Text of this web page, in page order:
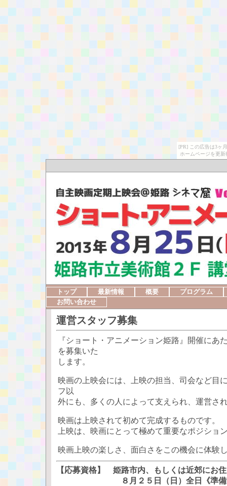
[PR] この広告は3ヶ
ホームページを更
トップ 最新情報 概要
プログラム
お問い合わせ
運営スタッフ募集
『ショート・アニメーション姫路』開催にあ
を募集いた
します。
映画の上映会には、上映の担当、司会など目
フ以
外にも、多くの人によって支えられ、運営さ
映画は上映されて初めて完成するものです。
上映は、映画にとって極めて重要なポジショ
映画上映の楽しさ、面白さをこの機会に体験
【応募資格】 姫路市内、もしくは近郊にお
８月２５日（日）全日《準備から